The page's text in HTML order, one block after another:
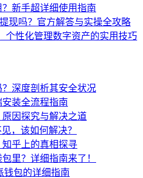
新手超详细使用指南
现吗？官方解答与实操全攻略
个性化管理数字资产的实用技巧
深度剖析其安全状况
装全流程指南
因探究与解决之道
，该如何解决？
乎上的真相探寻
里？详细指南来了！
钱包的详细指南